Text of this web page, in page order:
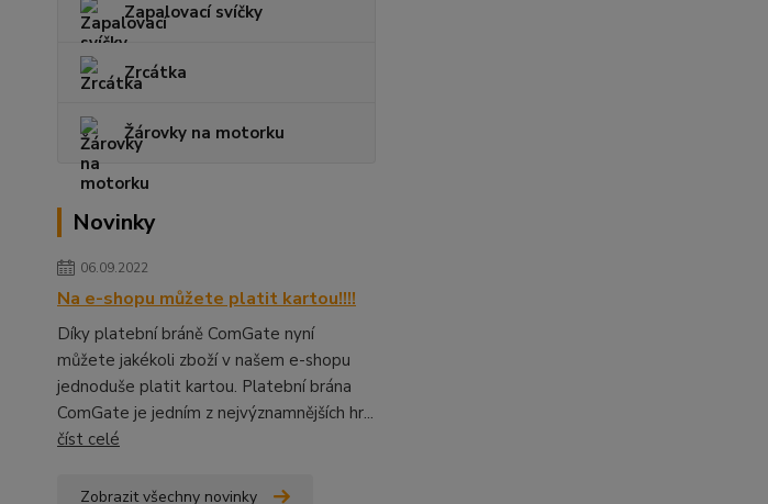
Zapalovací svíčky
Zrcátka
Žárovky na motorku
Novinky
06.09.2022
Na e-shopu můžete platit kartou!!!!
Díky platební bráně ComGate nyní
můžete jakékoli zboží v našem e-shopu
jednoduše platit kartou. Platební brána
ComGate je jedním z nejvýznamnějších hr...
číst celé
Zobrazit všechny novinky